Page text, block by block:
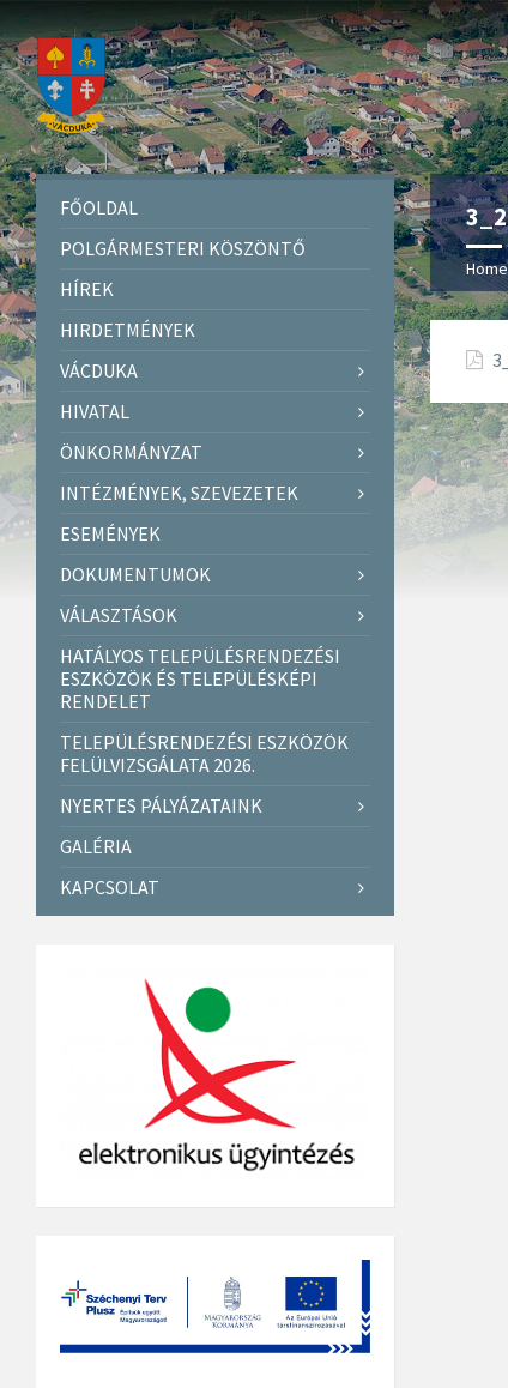
Home
FŐOLDAL
POLGÁRMESTERI KÖSZÖNTŐ
HÍREK
HIRDETMÉNYEK
VÁCDUKA
HIVATAL
ÖNKORMÁNYZAT
INTÉZMÉNYEK, SZEVEZETEK
ESEMÉNYEK
DOKUMENTUMOK
VÁLASZTÁSOK
HATÁLYOS TELEPÜLÉSRENDEZÉSI
ESZKÖZÖK ÉS TELEPÜLÉSKÉPI
RENDELET
TELEPÜLÉSRENDEZÉSI ESZKÖZÖK
FELÜLVIZSGÁLATA 2026.
NYERTES PÁLYÁZATAINK
GALÉRIA
KAPCSOLAT